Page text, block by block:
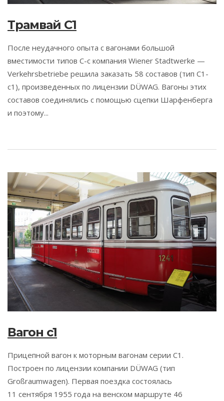
Трамвай C1
После неудачного опыта с вагонами большой
вместимости типов C-c компания Wiener Stadtwerke —
Verkehrsbetriebe решила заказать 58 составов (тип С1-
с1), произведенных по лицензии DÜWAG. Вагоны этих
составов соединялись с помощью сцепки Шарфенберга
и поэтому...
Вагон c1
Прицепной вагон к моторным вагонам серии C1.
Построен по лицензии компании DÜWAG (тип
Großraumwagen). Первая поездка состоялась
11 сентября 1955 года на венском маршруте 46